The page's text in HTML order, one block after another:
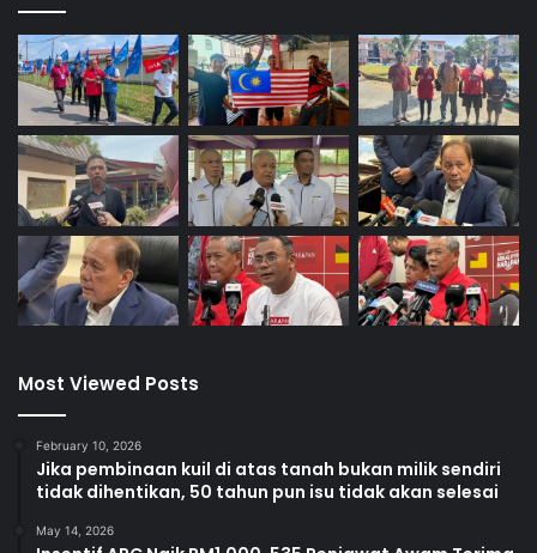
Most Viewed Posts
February 10, 2026
Jika pembinaan kuil di atas tanah bukan milik sendiri
tidak dihentikan, 50 tahun pun isu tidak akan selesai
May 14, 2026